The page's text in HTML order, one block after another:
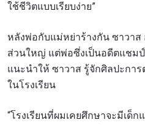
ใช้ชีวิตแบบเรียบง่าย”
หลังพ่อกับแม่หย่าร้างกัน ซาวา
ส่วนใหญ่ แต่พ่อซึ่งเป็นอดีตแชมป์
แนะนำให้ ซาวาส รู้จักศิลปะกา
ในโรงเรียน
“โรงเรียนที่ผมเคยศึกษาจะมีเด็